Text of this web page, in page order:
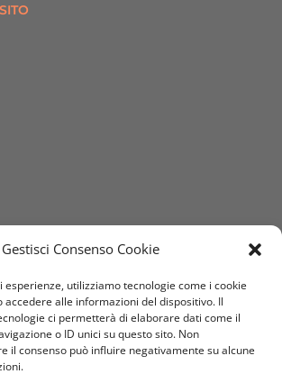
Gestisci Consenso Cookie
utilizziamo tecnologie come i cookie
alle informazioni del dispositivo. Il
ci permetterà di elaborare dati come il
o ID unici su questo sito. Non
il consenso può influire negativamente su alcune